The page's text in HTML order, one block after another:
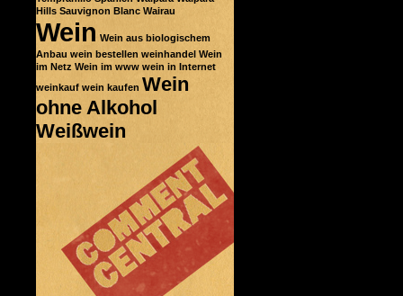
Hills Sauvignon Blanc Wairau
Wein Wein aus biologischem
Anbau wein bestellen weinhandel Wein
im Netz Wein im www wein in Internet
weinkauf wein kaufen Wein
ohne Alkohol
Weißwein